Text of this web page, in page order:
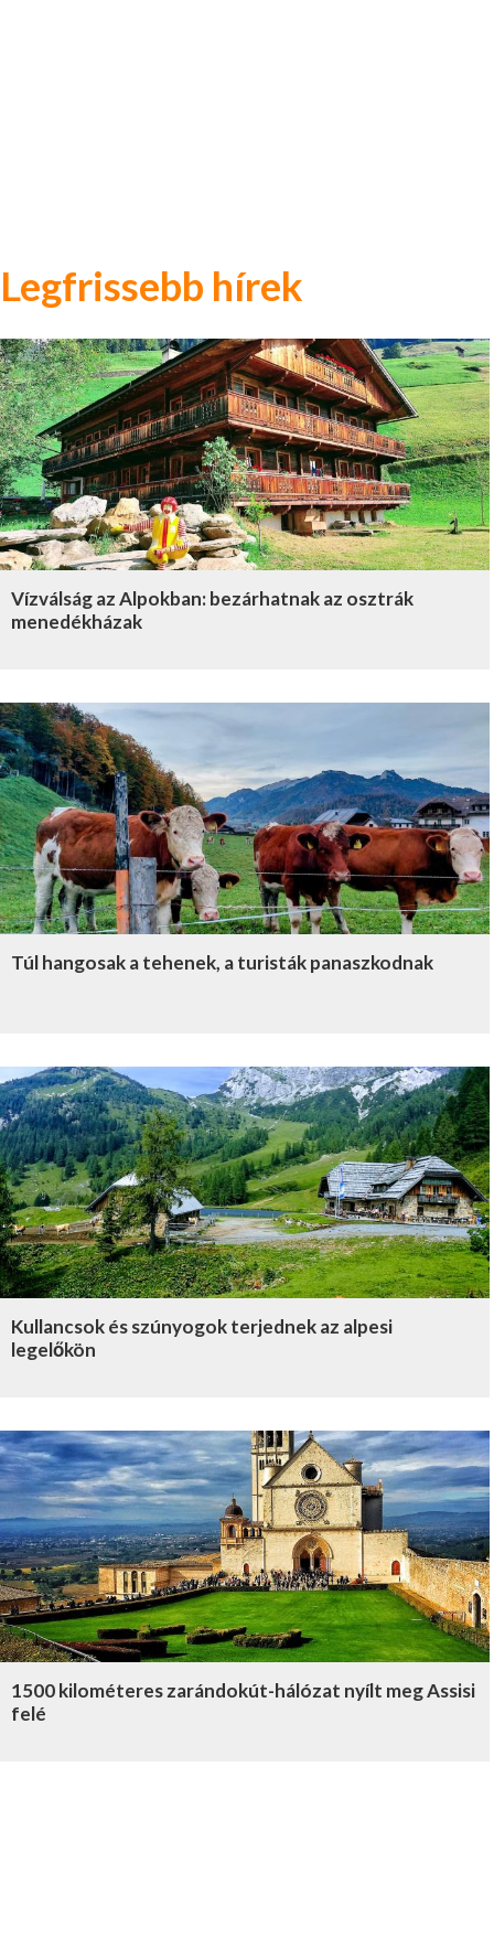
Legfrissebb hírek
Vízválság az Alpokban: bezárhatnak az osztrák
menedékházak
Túl hangosak a tehenek, a turisták panaszkodnak
Kullancsok és szúnyogok terjednek az alpesi
legelőkön
1500 kilométeres zarándokút-hálózat nyílt meg Assisi
felé